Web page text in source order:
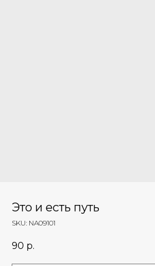
Это и есть путь
SKU: NA09101
90 р.